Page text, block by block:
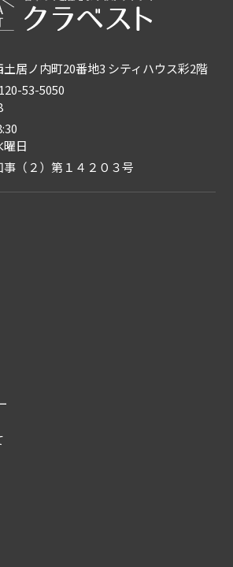
居ノ内町20番地3 シティハウス彩2階
53-5050
日
（２）第１４２０３号